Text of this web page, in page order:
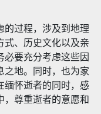
的过程，涉及到地理
式、历史文化以及亲
必要充分考虑这些因
之地。同时，也为家
缅怀逝者的同时，感
，尊重逝者的意愿和